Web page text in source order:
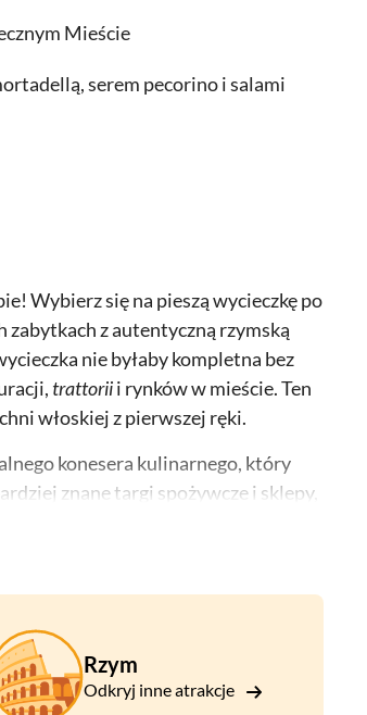
Mieście
serem pecorino i salami
Wybierz się na pieszą wycieczkę po
zabytkach z autentyczną rzymską
nie byłaby kompletna bez
trattoriii rynków w mieście. Ten
włoskiej z pierwszej ręki.
konesera kulinarnego, który
znane targi spożywcze i sklepy,
na Campo de Fiori, pobudzaj
włoskim klimatem.
przegląd włoskich
się w czasie Twojej
Rzym
Odkryj inne atrakcje